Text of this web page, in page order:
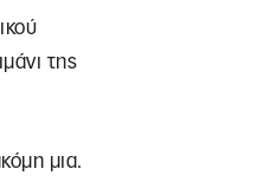
της
μια.